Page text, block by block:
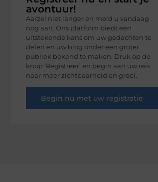
avontuur!
Aarzel niet langer en meld u vandaag
nog aan. Ons platform biedt een
uitstekende kans om uw gedachten te
delen en uw blog onder een groter
publiek bekend te maken. Druk op de
knop ‘Registreer’ en begin aan uw reis
naar meer zichtbaarheid en groei.
Begin nu met uw registratie